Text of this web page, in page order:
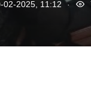
02-2025, 11:12 .